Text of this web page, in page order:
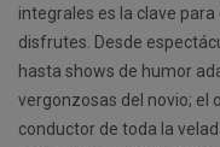
integrales es la clave
disfrutes. Desde
hasta shows de humor
vergonzosas del novio; el
conductor de toda la